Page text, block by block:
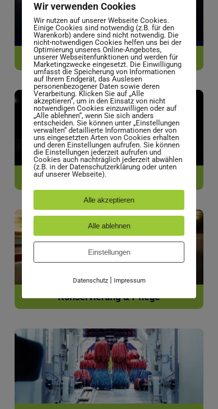
Trocknung
TITAN®
Konservierung & Pflege
Wir verwenden Cookies
Wir nutzen auf unserer Webseite Cookies.
Einige Cookies sind notwendig (z.B. für den
Warenkorb) andere sind nicht notwendig. Die
nicht-notwendigen Cookies helfen uns bei der
Optimierung unseres Online-Angebotes,
unserer Webseitenfunktionen und werden für
Marketingzwecke eingesetzt. Die Einwilligung
umfasst die Speicherung von Informationen
auf Ihrem Endgerät, das Auslesen
personenbezogener Daten sowie deren
Verarbeitung. Klicken Sie auf „Alle
akzeptieren“, um in den Einsatz von nicht
notwendigen Cookies einzuwilligen oder auf
„Alle ablehnen“, wenn Sie sich anders
entscheiden. Sie können unter „Einstellungen
verwalten“ detaillierte Informationen der von
uns eingesetzten Arten von Cookies erhalten
und deren Einstellungen aufrufen. Sie können
die Einstellungen jederzeit aufrufen und
Cookies auch nachträglich jederzeit abwählen
(z.B. in der Datenschutzerklärung oder unten
auf unserer Webseite).
Alle akzeptieren
Alle ablehnen
Einstellungen
Datenschutz| Impressum